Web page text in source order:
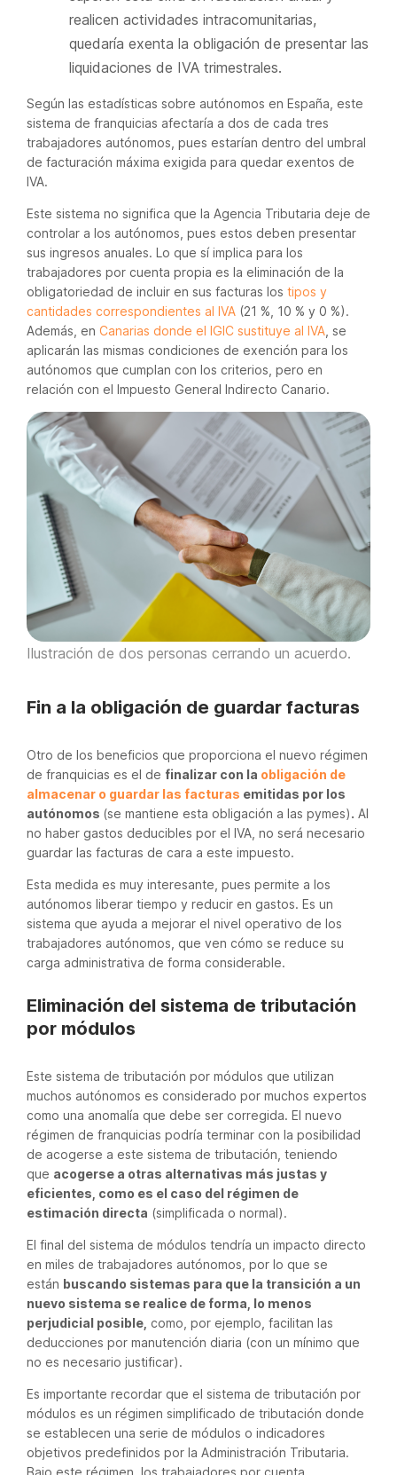
realicen actividades intracomunitarias,
quedaría exenta la obligación de presentar las
liquidaciones de IVA trimestrales.
Según las estadísticas sobre autónomos en España, este
sistema de franquicias afectaría a dos de cada tres
trabajadores autónomos, pues estarían dentro del umbral
de facturación máxima exigida para quedar exentos de
IVA.
Este sistema no significa que la Agencia Tributaria deje de
controlar a los autónomos, pues estos deben presentar
sus ingresos anuales. Lo que sí implica para los
trabajadores por cuenta propia es la eliminación de la
obligatoriedad de incluir en sus facturas los tipos y
cantidades correspondientes al IVA (21 %, 10 % y 0 %).
Además, en Canarias donde el IGIC sustituye al IVA , se
aplicarán las mismas condiciones de exención para los
autónomos que cumplan con los criterios, pero en
relación con el Impuesto General Indirecto Canario.
Ilustración de dos personas cerrando un acuerdo.
Fin a la obligación de guardar facturas
Otro de los beneficios que proporciona el nuevo régimen
de franquicias es el de finalizar con la obligación de
almacenar o guardar las facturas emitidas por los
autónomos (se mantiene esta obligación a las pymes). Al
no haber gastos deducibles por el IVA, no será necesario
guardar las facturas de cara a este impuesto.
Esta medida es muy interesante, pues permite a los
autónomos liberar tiempo y reducir en gastos. Es un
sistema que ayuda a mejorar el nivel operativo de los
trabajadores autónomos, que ven cómo se reduce su
carga administrativa de forma considerable.
Eliminación del sistema de tributación
por módulos
Este sistema de tributación por módulos que utilizan
muchos autónomos es considerado por muchos expertos
como una anomalía que debe ser corregida. El nuevo
régimen de franquicias podría terminar con la posibilidad
de acogerse a este sistema de tributación, teniendo
que acogerse a otras alternativas más justas y
eficientes, como es el caso del régimen de
estimación directa (simplificada o normal).
El final del sistema de módulos tendría un impacto directo
en miles de trabajadores autónomos, por lo que se
están buscando sistemas para que la transición a un
nuevo sistema se realice de forma, lo menos
perjudicial posible, como, por ejemplo, facilitan las
deducciones por manutención diaria (con un mínimo que
no es necesario justificar).
Es importante recordar que el sistema de tributación por
módulos es un régimen simplificado de tributación donde
se establecen una serie de módulos o indicadores
objetivos predefinidos por la Administración Tributaria.
Bajo este régimen, los trabajadores por cuenta